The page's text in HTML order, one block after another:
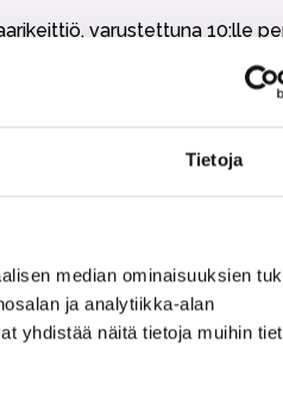
Tietoja
median ominaisuuksien
ja analytiikka-alan
yhdistää näitä tietoja muihin
varustettuna 10:lle
halutessaan ostaa
sisältyvät
200m ja Frisbee Golf 150m.